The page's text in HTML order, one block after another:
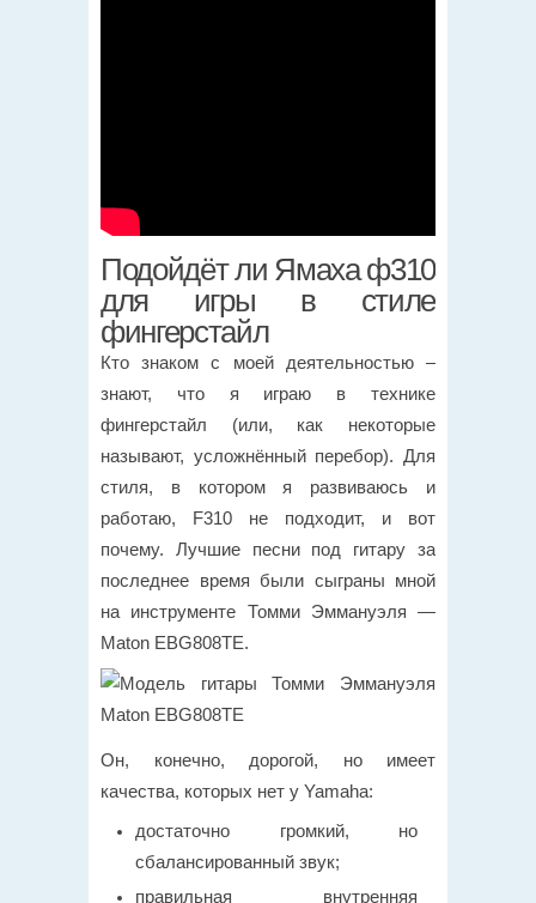
Подойдёт ли Ямаха ф310
для игры в стиле
фингерстайл
Кто знаком с моей деятельностью –
знают, что я играю в технике
фингерстайл (или, как некоторые
называют, усложнённый перебор). Для
стиля, в котором я развиваюсь и
работаю, F310 не подходит, и вот
почему. Лучшие песни под гитару за
последнее время были сыграны мной
на инструменте Томми Эммануэля —
Maton EBG808TE.
Он, конечно, дорогой, но имеет
качества, которых нет у Yamaha:
достаточно громкий, но
сбалансированный звук;
правильная внутренняя